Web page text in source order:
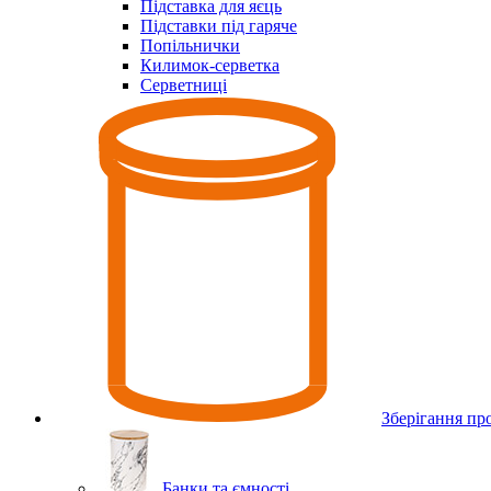
Підставка для яєць
Підставки під гаряче
Попільнички
Килимок-серветка
Серветниці
Зберігання